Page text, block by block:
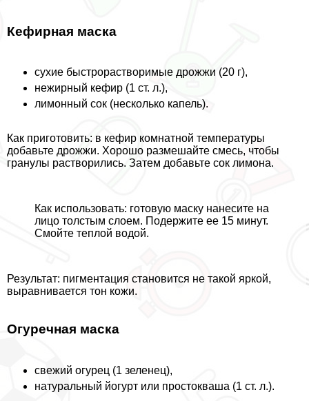
Кефирная маска
сухие быстрорастворимые дрожжи (20 г),
нежирный кефир (1 ст. л.),
лимонный сок (несколько капель).
Как приготовить: в кефир комнатной температуры
добавьте дрожжи. Хорошо размешайте смесь, чтобы
гранулы растворились. Затем добавьте сок лимона.
Как использовать: готовую маску нанесите на
лицо толстым слоем. Подержите ее 15 минут.
Смойте теплой водой.
Результат: пигментация становится не такой яркой,
выравнивается тон кожи.
Огуречная маска
свежий огурец (1 зеленец),
натуральный йогурт или простокваша (1 ст. л.).